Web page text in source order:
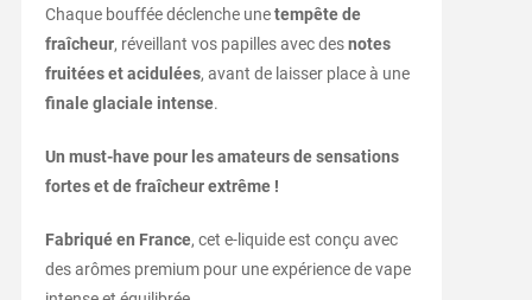
Chaque bouffée déclenche unetempête de
fraîcheur, réveillant vos papilles avec desnotes
fruitées et acidulées, avant de laisser place à une
finale glaciale intense.
Un must-have pour les amateurs de sensations
fortes et de fraîcheur extrême !
Fabriqué en France, cet e-liquide est conçu avec
des arômes premium pour une expérience de vape